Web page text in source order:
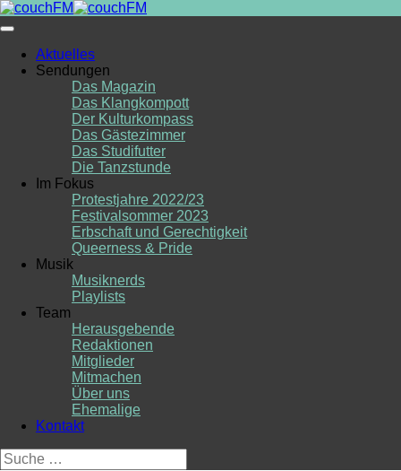
Skip
to
Aktuelles
Sendungen
Das Magazin
Das Klangkompott
Der Kulturkompass
Das Gästezimmer
Das Studifutter
Die Tanzstunde
Im Fokus
Protestjahre 2022/23
Festivalsommer 2023
Erbschaft und Gerechtigkeit
Queerness & Pride
Musik
Musiknerds
Playlists
Team
Herausgebende
Redaktionen
Mitglieder
Mitmachen
Über uns
Ehemalige
Kontakt
Suche